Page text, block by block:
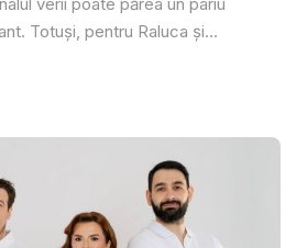
Totuși, pentru Raluca și...